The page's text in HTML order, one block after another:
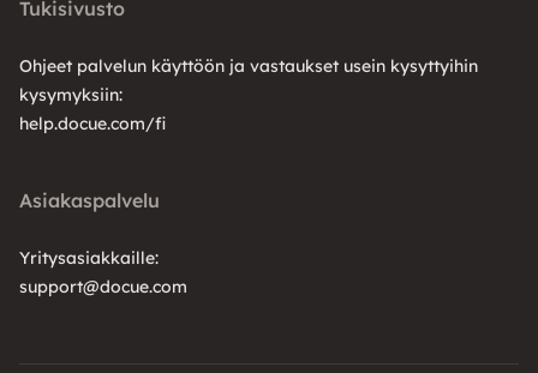
Tukisivusto
Ohjeet palvelun käyttöön ja vastaukset usein kysyttyihin
kysymyksiin:
help.docue.com/fi
Asiakaspalvelu
Yritysasiakkaille:
support@docue.com